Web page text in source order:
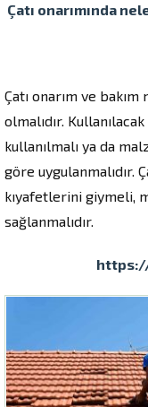
Çatı onarımında
Çatı onarım ve
olmalıdır.
kullanılmalı ya da
göre uygulanmalıdır.
kıyafetlerini giymeli,
sağlanmalıdır.